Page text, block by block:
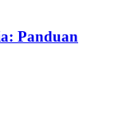
Panduan